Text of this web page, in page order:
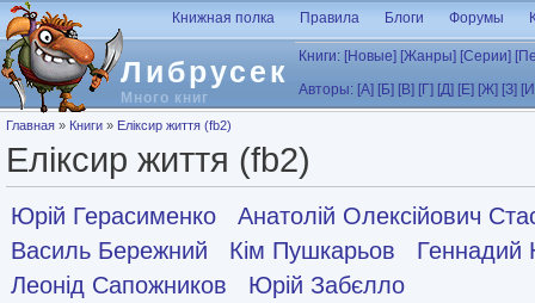
Перейти к основному содержанию
Либрусек
Много книг
Книжная полка Правила Блоги Форумы
Книги: [Новые] [Жанры] [Серии]
Авторы: [А] [Б] [В] [Г] [Д] [Е] [Ж] [З]
Вы здесь
Главная » Книги » Еліксир життя (fb2)
Еліксир життя (fb2)
Юрій Герасименко
Анатолій Олексійович
Василь Бережний
Кiм Пушкарьов
Геннадий
Леонід Сапожников
Юрій Забєлло